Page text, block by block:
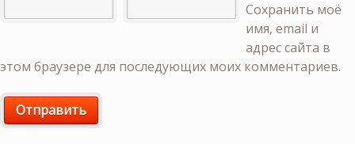
Сохранить моё
имя, email и
адрес сайта в
этом браузере для последующих моих комментариев.